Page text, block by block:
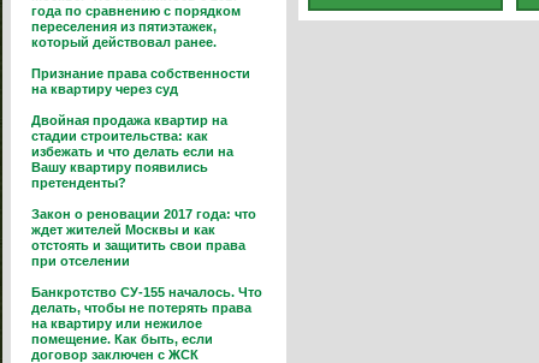
года по сравнению с порядком
переселения из пятиэтажек,
который действовал ранее.
Признание права собственности
на квартиру через суд
Двойная продажа квартир на
стадии строительства: как
избежать и что делать если на
Вашу квартиру появились
претенденты?
Закон о реновации 2017 года: что
ждет жителей Москвы и как
отстоять и защитить свои права
при отселении
Банкротство СУ-155 началось. Что
делать, чтобы не потерять права
на квартиру или нежилое
помещение. Как быть, если
договор заключен с ЖСК